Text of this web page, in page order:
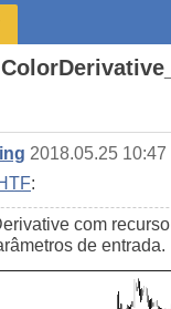
2018.05.25 10:47
:
com
de entrada.